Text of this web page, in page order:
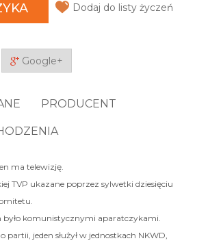
Dodaj do listy życzeń
Google+
PRODUCENT
ma telewizję.
TVP ukazane poprzez sylwetki dziesięciu
było komunistycznymi aparatczykami.
partii, jeden służył w jednostkach NKWD,